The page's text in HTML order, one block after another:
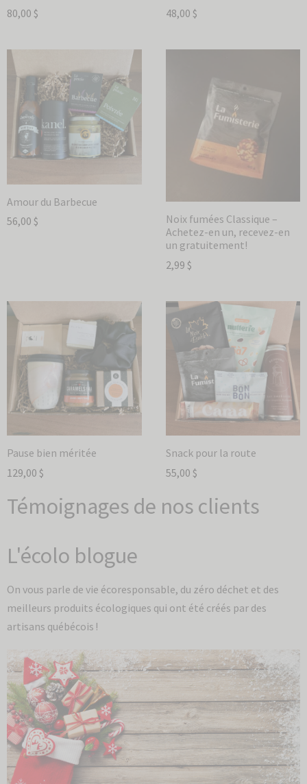
80,00 $
48,00 $
Amour du Barbecue
56,00 $
Noix fumées Classique –
Achetez-en un, recevez-en
un gratuitement!
2,99 $
Pause bien méritée
129,00 $
Snack pour la route
55,00 $
Témoignages de nos clients
L'écolo blogue
On vous parle de vie écoresponsable, du zéro déchet et des
meilleurs produits écologiques qui ont été créés par des
artisans québécois !